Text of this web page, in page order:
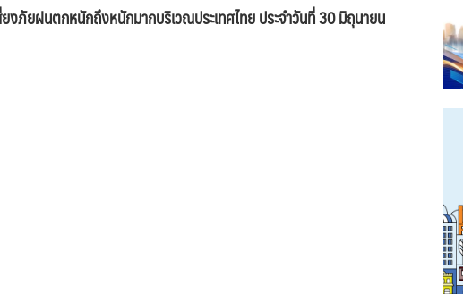
ภัยฝนตกหนักถึงหนักมากบริเวณประเทศไทย ประจำวันที่ 30 มิถุนายน